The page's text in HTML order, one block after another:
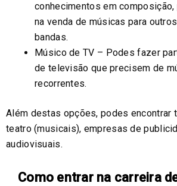
conhecimentos em
na venda de músicas para
bandas.
Músico de TV – Podes fazer
de televisão que precisem de
recorrentes.
Além destas opções, podes encontrar
teatro (musicais), empresas de
audiovisuais.
Como entrar na carreira